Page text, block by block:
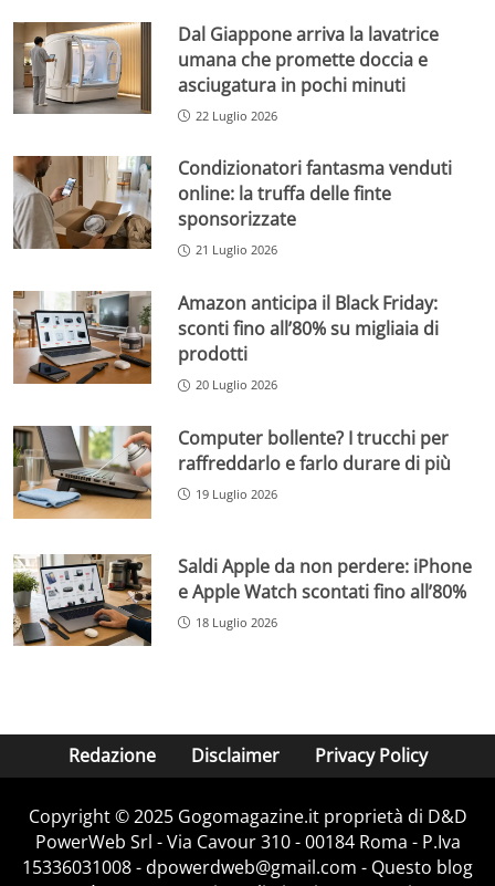
Dal Giappone arriva la lavatrice
umana che promette doccia e
asciugatura in pochi minuti
22 Luglio 2026
Condizionatori fantasma venduti
online: la truffa delle finte
sponsorizzate
21 Luglio 2026
Amazon anticipa il Black Friday:
sconti fino all’80% su migliaia di
prodotti
20 Luglio 2026
Computer bollente? I trucchi per
raffreddarlo e farlo durare di più
19 Luglio 2026
Saldi Apple da non perdere: iPhone
e Apple Watch scontati fino all’80%
18 Luglio 2026
Redazione Disclaimer Privacy Policy
Copyright © 2025 Gogomagazine.it proprietà di D&D
PowerWeb Srl - Via Cavour 310 - 00184 Roma - P.Iva
15336031008 - dpowerdweb@gmail.com - Questo blog